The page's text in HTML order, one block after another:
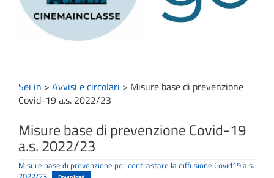
Sei in > Avvisi e circolari > Misure base di prevenzione
Covid-19 a.s. 2022/23
Misure base di prevenzione Covid-19
a.s. 2022/23
Misure base di prevenzione per contrastare la diffusione Covid19 a.s.